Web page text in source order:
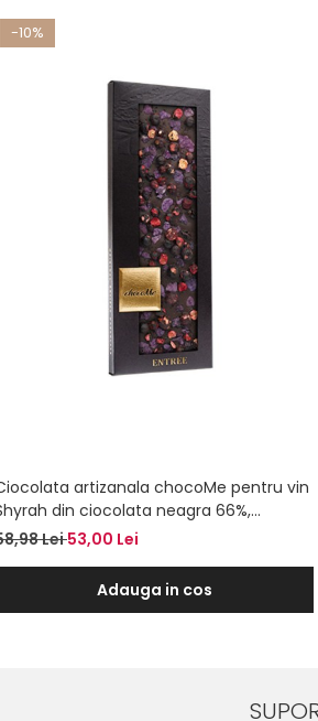
-10%
artizanala chocoMe pentru vin
din ciocolata neagra 66%,
negre, petale de violete, sare de
Lei53,00 Lei
Adauga in cos